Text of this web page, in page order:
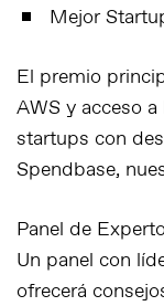
Mejor
El premio
AWS y acceso
startups con
Spendbase,
Panel de
Un panel con
ofrecerá